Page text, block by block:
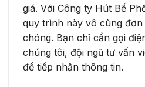
giá. Với Công ty Hút Bể
quy trình này vô cùng đơn
chóng. Bạn chỉ cần gọi
chúng tôi, đội ngũ tư vấn
để tiếp nhận thông tin.